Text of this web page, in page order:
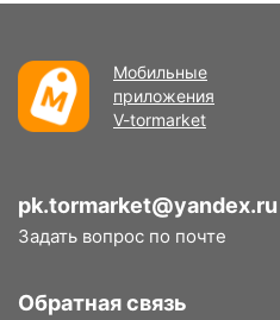
Мобильные
приложения
V-tormarket
pk.tormarket@yandex.ru
Задать вопрос по почте
Обратная связь